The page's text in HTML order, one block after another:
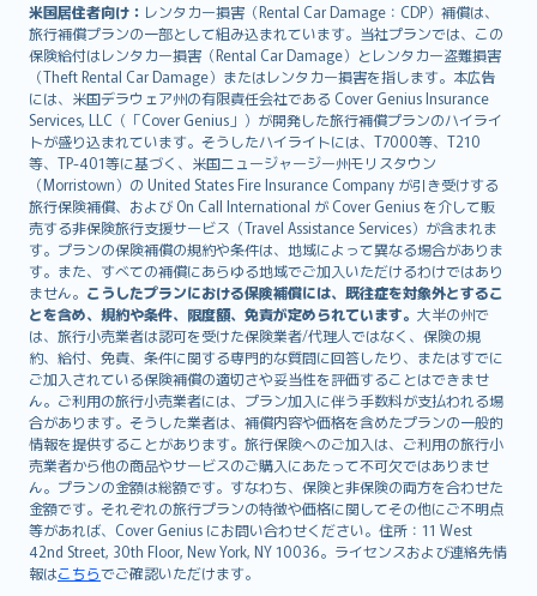
米国居住者向け： レンタカー損害（Rental Car Damage：CDP）補償は、
旅行補償プランの一部として組み込まれています。当社プランでは、この
保険給付はレンタカー損害（Rental Car Damage）とレンタカー盗難損害
（Theft Rental Car Damage）またはレンタカー損害を指します。本広告
には、米国デラウェア州の有限責任会社である Cover Genius Insurance
Services, LLC（「Cover Genius」）が開発した旅行補償プランのハイライ
トが盛り込まれています。そうしたハイライトには、T7000等、T210
等、TP-401等に基づく、米国ニュージャージー州モリスタウン
（Morristown）の United States Fire Insurance Company が引き受けする
旅行保険補償、および On Call International が Cover Genius を介して販
売する非保険旅行支援サービス（Travel Assistance Services）が含まれま
す。プランの保険補償の規約や条件は、地域によって異なる場合がありま
す。また、すべての補償にあらゆる地域でご加入いただけるわけではあり
ません。 こうしたプランにおける保険補償には、既往症を対象外とするこ
とを含め、規約や条件、限度額、免責が定められています。 大半の州で
は、旅行小売業者は認可を受けた保険業者/代理人ではなく、保険の規
約、給付、免責、条件に関する専門的な質問に回答したり、またはすでに
ご加入されている保険補償の適切さや妥当性を評価することはできませ
ん。ご利用の旅行小売業者には、プラン加入に伴う手数料が支払われる場
合があります。そうした業者は、補償内容や価格を含めたプランの一般的
情報を提供することがあります。旅行保険へのご加入は、ご利用の旅行小
売業者から他の商品やサービスのご購入にあたって不可欠ではありませ
ん。プランの金額は総額です。すなわち、保険と非保険の両方を合わせた
金額です。それぞれの旅行プランの特徴や価格に関してその他にご不明点
等があれば、Cover Genius にお問い合わせください。住所：11 West
42nd Street, 30th Floor, New York, NY 10036。ライセンスおよび連絡先情
報はこちらでご確認いただけます。